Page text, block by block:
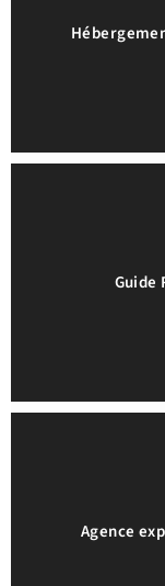
Guide
Agence